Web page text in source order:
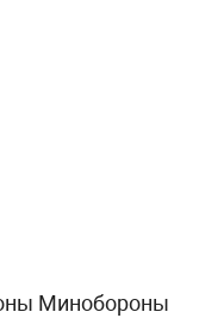
Минобороны